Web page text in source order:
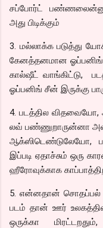
சப்போர்ட் பண்ணலைன்னு
அது பிடிக்கும்
3. மல்லாக்க படுத்து
கேனத்தனமான ஓப்பனிங்
கால்ஷீட் வாங்கிட்டு,
ஓப்பனிங் சீன் இருக்கு
4. படத்தில
லவ் பண்ணுறாருன்னா
ஆக்ஸிடெண்டுலேயோ,
இப்படி ஏதாச்சும் ஒரு
ஹீரோவுக்காக
5. என்னதான் சொதப்பல்
படம் தான் ஊர் உலகத்தில
ஒருக்கா